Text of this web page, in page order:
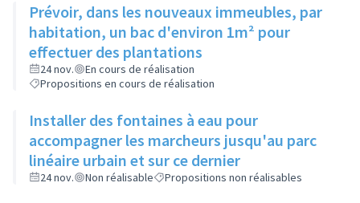
Prévoir, dans les nouveaux immeubles, par
habitation, un bac d'environ 1m² pour
effectuer des plantations
24 nov.
En cours de réalisation
Propositions en cours de réalisation
Installer des fontaines à eau pour
accompagner les marcheurs jusqu'au parc
linéaire urbain et sur ce dernier
24 nov. Non réalisable Propositions non réalisables